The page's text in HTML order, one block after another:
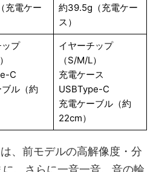
充電ケー
約39.5g（充電ケー
ス）
プ
C
ル（約
イヤーチップ
（S/M/L）
充電ケース
USBType-C
充電ケーブル（約
22cm）
、前モデルの高解像度・分